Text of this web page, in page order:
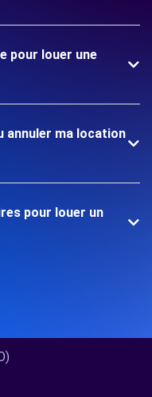
pour louer une
annuler ma location
pour louer un